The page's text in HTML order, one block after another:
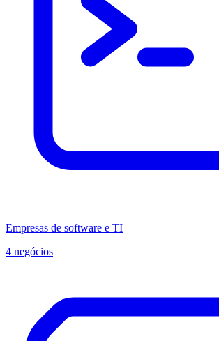
Empresas de software e TI
4 negócios